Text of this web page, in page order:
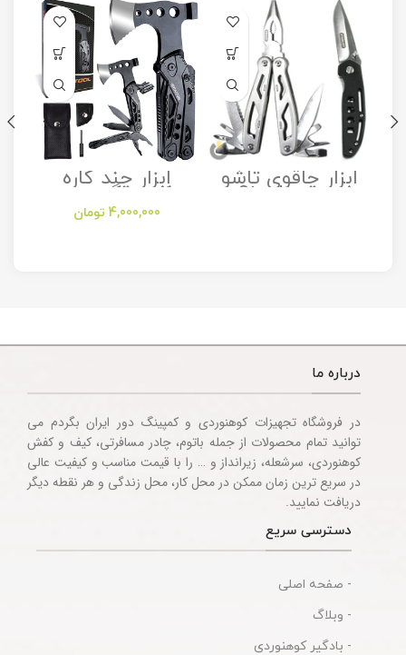
ابزار چاقوی تاشو
مدل Stanley
ابزار چند کاره
کمپینگ مدل
Camping
Multitool
4,000,000 تومان
درباره ما
در فروشگاه تجهیزات کوهنوردی و کمپینگ دور ایران بگردم می
توانید تمام محصولات از جمله باتوم، چادر مسافرتی، کیف و کفش
کوهنوردی، سرشعله، زیرانداز و … را با قیمت مناسب و کیفیت عالی
در سریع ترین زمان ممکن در محل کار، محل زندگی و هر نقطه دیگر
دریافت نمایید.
دسترسی سریع
- صفحه اصلی
- وبلاگ
- بادگیر کوهنوردی